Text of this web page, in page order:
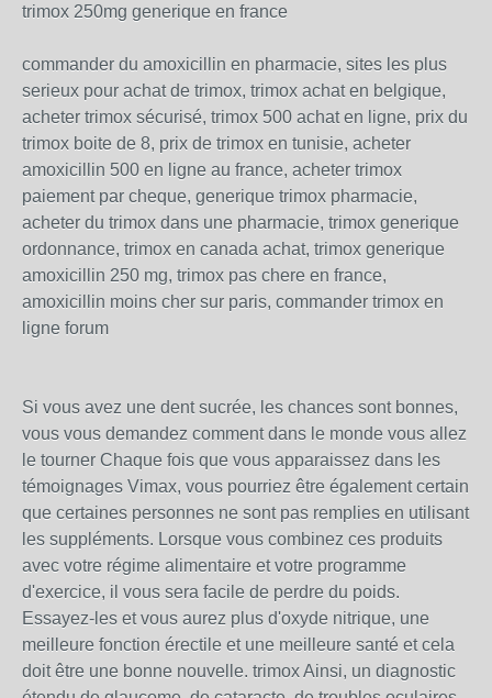
trimox 250mg generique en france
commander du amoxicillin en pharmacie, sites les plus
serieux pour achat de trimox, trimox achat en belgique,
acheter trimox sécurisé, trimox 500 achat en ligne, prix du
trimox boite de 8, prix de trimox en tunisie, acheter
amoxicillin 500 en ligne au france, acheter trimox
paiement par cheque, generique trimox pharmacie,
acheter du trimox dans une pharmacie, trimox generique
ordonnance, trimox en canada achat, trimox generique
amoxicillin 250 mg, trimox pas chere en france,
amoxicillin moins cher sur paris, commander trimox en
ligne forum
Si vous avez une dent sucrée, les chances sont bonnes,
vous vous demandez comment dans le monde vous allez
le tourner Chaque fois que vous apparaissez dans les
témoignages Vimax, vous pourriez être également certain
que certaines personnes ne sont pas remplies en utilisant
les suppléments. Lorsque vous combinez ces produits
avec votre régime alimentaire et votre programme
d'exercice, il vous sera facile de perdre du poids.
Essayez-les et vous aurez plus d'oxyde nitrique, une
meilleure fonction érectile et une meilleure santé et cela
doit être une bonne nouvelle. trimox Ainsi, un diagnostic